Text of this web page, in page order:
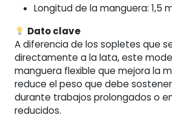
Longitud de la manguera: 1,5
Dato clave
A diferencia de los sopletes que
directamente a la lata, este
manguera flexible que mejora la
reduce el peso que debe
durante trabajos prolongados o
reducidos.